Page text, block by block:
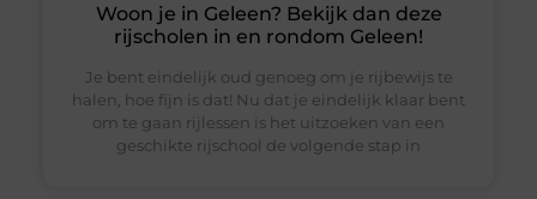
Woon je in Geleen? Bekijk dan deze
rijscholen in en rondom Geleen!
Je bent eindelijk oud genoeg om je rijbewijs te
halen, hoe fijn is dat! Nu dat je eindelijk klaar bent
om te gaan rijlessen is het uitzoeken van een
geschikte rijschool de volgende stap in